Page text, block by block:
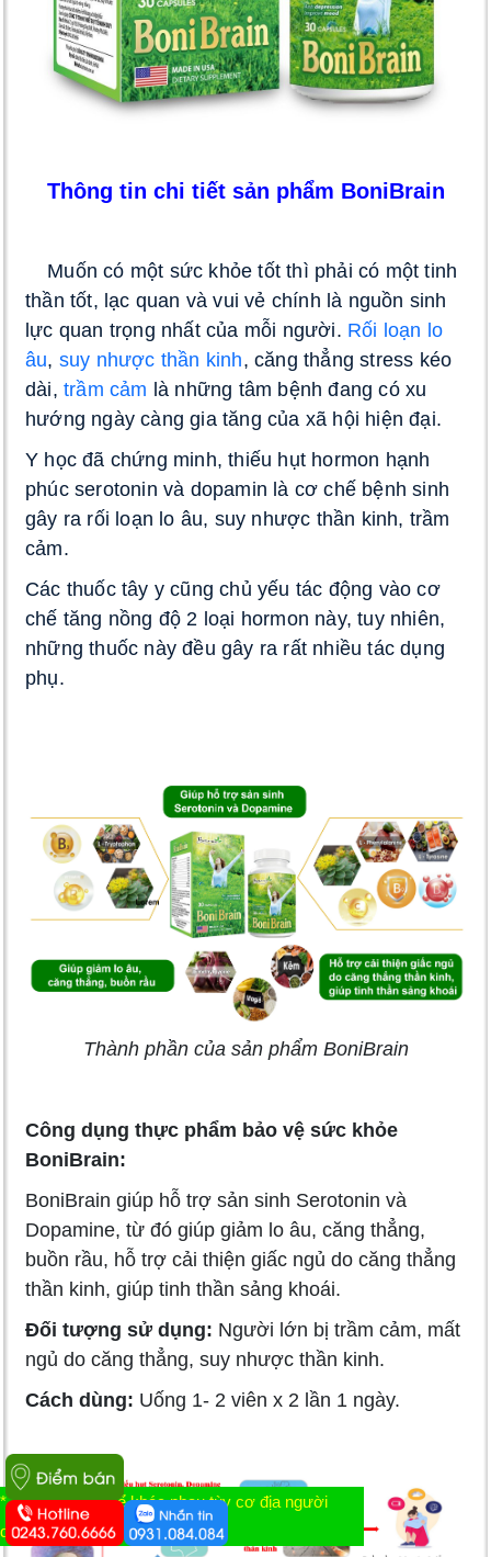
Thông tin chi tiết sản phẩm BoniBrain
Muốn có một sức khỏe tốt thì phải có một tinh
thần tốt, lạc quan và vui vẻ chính là nguồn sinh
lực quan trọng nhất của mỗi người. Rối loạn lo
âu, suy nhược thần kinh, căng thẳng stress kéo
dài, trầm cảm là những tâm bệnh đang có xu
hướng ngày càng gia tăng của xã hội hiện đại.
Y học đã chứng minh, thiếu hụt hormon hạnh
phúc serotonin và dopamin là cơ chế bệnh sinh
gây ra rối loạn lo âu, suy nhược thần kinh, trầm
cảm.
Các thuốc tây y cũng chủ yếu tác động vào cơ
chế tăng nồng độ 2 loại hormon này, tuy nhiên,
những thuốc này đều gây ra rất nhiều tác dụng
phụ.
Thành phần của sản phẩm BoniBrain
Công dụng thực phẩm bảo vệ sức khỏe
BoniBrain:
BoniBrain giúp hỗ trợ sản sinh Serotonin và
Dopamine, từ đó giúp giảm lo âu, căng thẳng,
buồn rầu, hỗ trợ cải thiện giấc ngủ do căng thẳng
thần kinh, giúp tinh thần sảng khoái.
Đối tượng sử dụng: Người lớn bị trầm cảm, mất
ngủ do căng thẳng, suy nhược thần kinh.
Cách dùng: Uống 1- 2 viên x 2 lần 1 ngày.
* Tác dụng có thể khác nhau tùy cơ địa người
dùng